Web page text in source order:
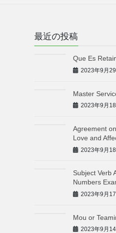
最近の投稿
Que Es
2023年9月
Master
2023年9月18
Agreement
Love and
2023年9月
Subject Verb
Numbers
2023年9月17
Mou or
2023年9月14